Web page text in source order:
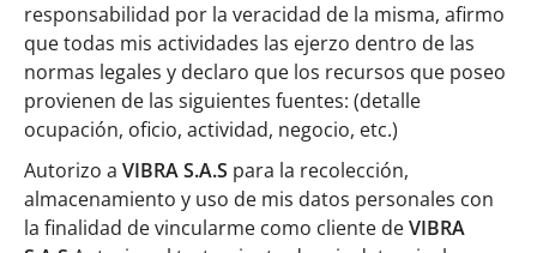
responsabilidad por la veracidad de la misma, afirmo
que todas mis actividades las ejerzo dentro de las
normas legales y declaro que los recursos que poseo
provienen de las siguientes fuentes: (detalle
ocupación, oficio, actividad, negocio, etc.)
Autorizo a VIBRA S.A.S para la recolección,
almacenamiento y uso de mis datos personales con
la finalidad de vincularme como cliente deVIBRA